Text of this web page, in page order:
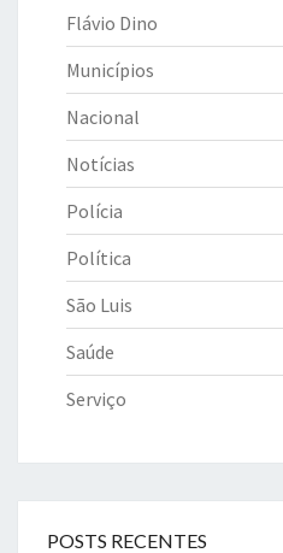
Flávio Dino
Municípios
Nacional
Notícias
Polícia
Política
São Luis
Saúde
Serviço
POSTS RECENTES